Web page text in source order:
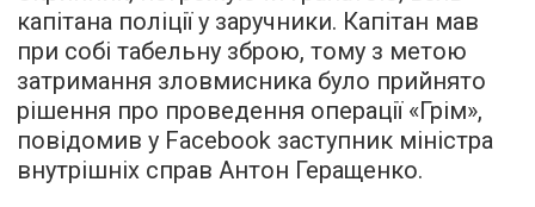
капітана поліції у заручники. Капітан мав
при собі табельну зброю, тому з метою
затримання зловмисника було прийнято
рішення про проведення операції «Грім»,
повідомив у Facebook заступник міністра
внутрішніх справ Антон Геращенко.